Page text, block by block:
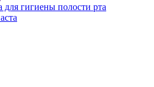
для гигиены полости рта